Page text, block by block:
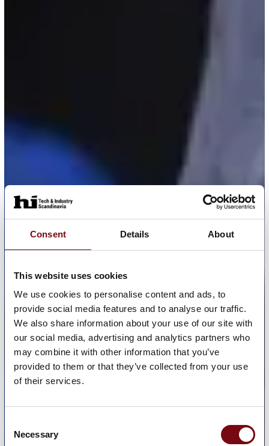
Consent Details About
This website uses cookies
We use cookies to personalise content and ads, to
provide social media features and to analyse our traffic.
We also share information about your use of our site with
our social media, advertising and analytics partners who
may combine it with other information that you’ve
provided to them or that they’ve collected from your use
of their services.
Selection
Necessary